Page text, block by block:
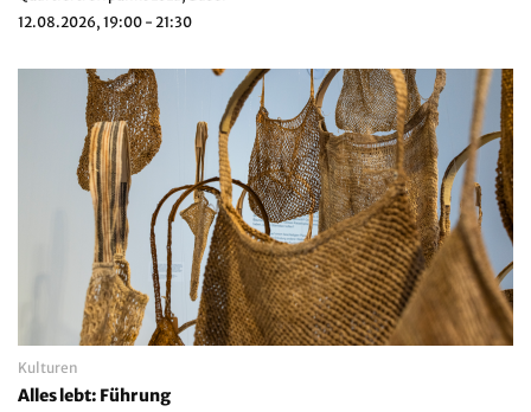
12.08.2026, 19:00 - 21:30
Kulturen
Alles lebt: Führung